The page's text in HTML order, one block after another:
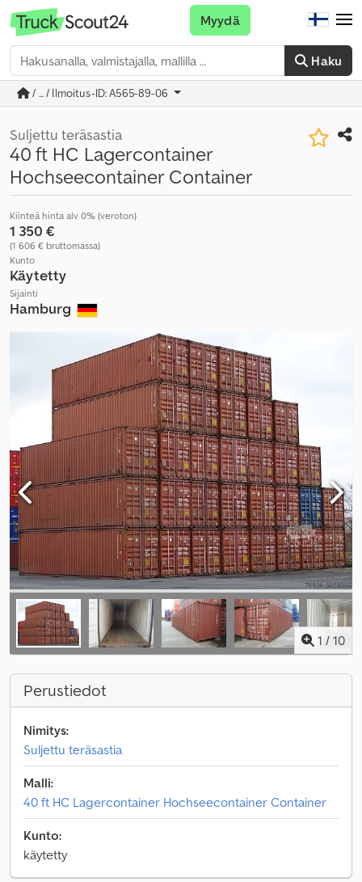
Haku
Myydä
/ ... / Ilmoitus-ID: A565-89-06
Suljettu teräsastia
40 ft HC Lagercontainer
Hochseecontainer Container
Kiinteä hinta alv 0% (veroton)
1 350 €
(1 606 € bruttomassa)
Kunto
Käytetty
Sijainti
Hamburg
1 / 10
Perustiedot
Nimitys:
Suljettu teräsastia
Malli:
40 ft HC Lagercontainer Hochseecontainer Container
Kunto:
käytetty